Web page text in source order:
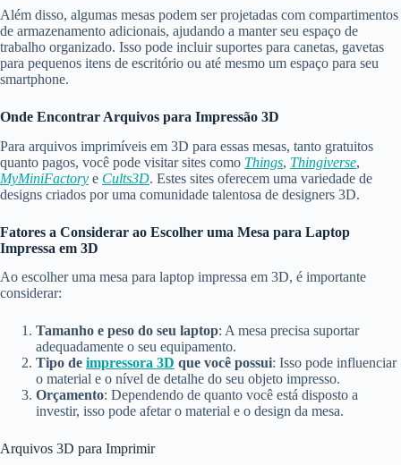
Além disso, algumas mesas podem ser projetadas com compartimentos
de armazenamento adicionais, ajudando a manter seu espaço de
trabalho organizado. Isso pode incluir suportes para canetas, gavetas
para pequenos itens de escritório ou até mesmo um espaço para seu
smartphone.
Onde Encontrar Arquivos para Impressão 3D
Para arquivos imprimíveis em 3D para essas mesas, tanto gratuitos
quanto pagos, você pode visitar sites como Things, Thingiverse,
MyMiniFactory e Cults3D. Estes sites oferecem uma variedade de
designs criados por uma comunidade talentosa de designers 3D.
Fatores a Considerar ao Escolher uma Mesa para Laptop
Impressa em 3D
Ao escolher uma mesa para laptop impressa em 3D, é importante
considerar:
Tamanho e peso do seu laptop: A mesa precisa suportar
adequadamente o seu equipamento.
Tipo de impressora 3D que você possui: Isso pode influenciar
o material e o nível de detalhe do seu objeto impresso.
Orçamento: Dependendo de quanto você está disposto a
investir, isso pode afetar o material e o design da mesa.
Arquivos 3D para Imprimir